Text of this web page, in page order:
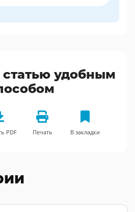
статью удобным
PDF Печать В закладки